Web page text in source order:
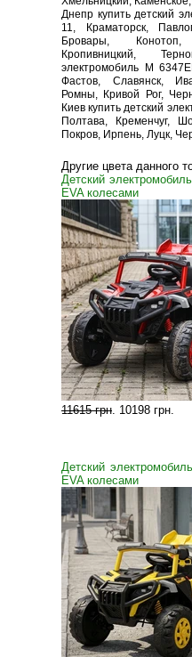
Днепр купить детский
11, Краматорск,
Бровары,
Кропивницкий,
электромобиль M
Фастов, Славянск,
Ромны, Кривой Рог,
Киев купить детский
Полтава, Кременчуг,
Покров, Ирпень, Луцк,
Другие цвета данного
Детский
EVA колесами
11615 грн. 10198 грн.
Детский
EVA колесами